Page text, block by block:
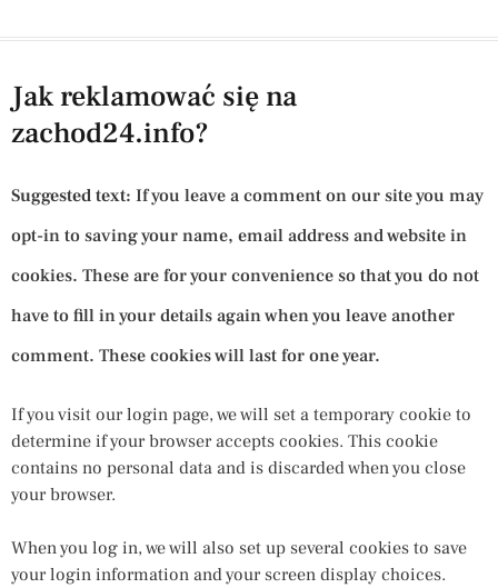
Jak reklamować się na
zachod24.info?
Suggested text: If you leave a comment on our site you may
opt-in to saving your name, email address and website in
cookies. These are for your convenience so that you do not
have to fill in your details again when you leave another
comment. These cookies will last for one year.
If you visit our login page, we will set a temporary cookie to
determine if your browser accepts cookies. This cookie
contains no personal data and is discarded when you close
your browser.
When you log in, we will also set up several cookies to save
your login information and your screen display choices.